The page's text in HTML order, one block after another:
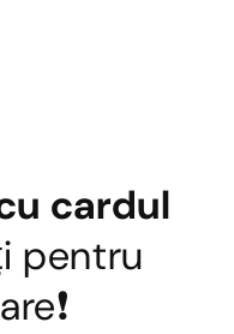
cardul
pentru